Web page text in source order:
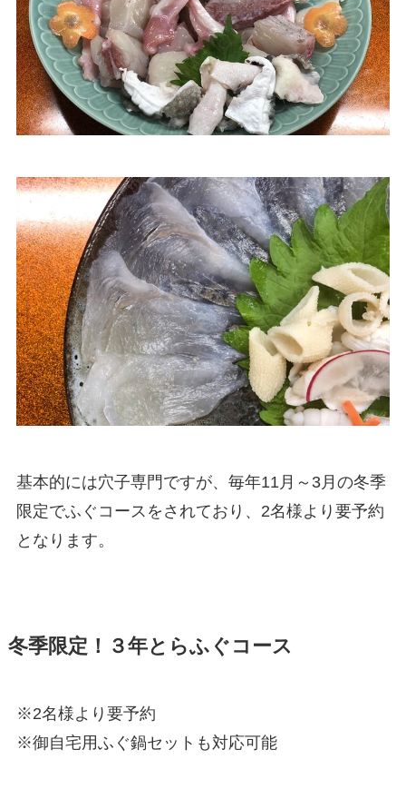
基本的には穴子専門ですが、毎年11月～3月の冬季
限定でふぐコースをされており、2名様より要予約
となります。
冬季限定！３年とらふぐコース
※2名様より要予約
※御自宅用ふぐ鍋セットも対応可能